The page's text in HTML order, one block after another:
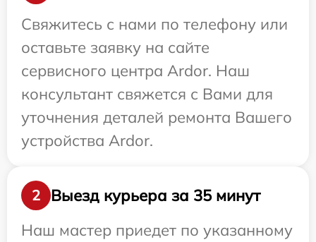
Свяжитесь с нами по телефону или
оставьте заявку на сайте
сервисного центра Ardor. Наш
консультант свяжется с Вами для
уточнения деталей ремонта Вашего
устройства Ardor.
2
Выезд курьера за 35 минут
Наш мастер приедет по указанному